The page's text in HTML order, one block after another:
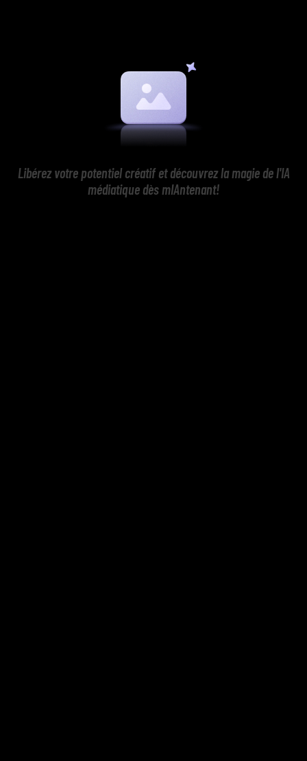
Libérez votre potentiel créatif et découvrez la magie de l'IA
médiatique dès mIAntenant!